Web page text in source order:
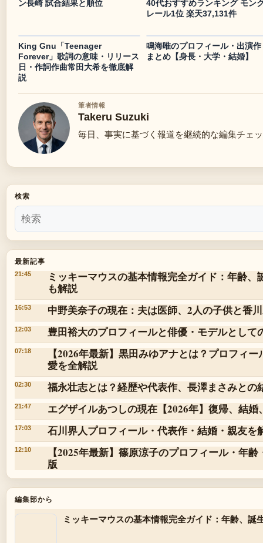
ン長崎 試合結果と順位
40代おすすめランキング モン
レール1位 楽天37,131件
King Gnu「Teenager
Forever」歌詞の意味・リリース
日・作詞作曲常田大希を徹底解
説
鳴海唯のプロフィール・出演作
まとめ【身長・大学・結婚】
筆者情報
Takeru Suzuki
毎日、事実に基づく報道を継続的な編集チェ
検索
最新記事
21:45
ミッキーマウスの基本情報完全ガイド：年齢
も解説
16:53 中野美奈子の現在：夫は医師、2人の子供と香
12:03 豊田裕大のプロフィールと俳優・モデルとして
07:18
【2026年最新】黒田みゆアナとは？プロフィ
愛を全解説
02:30 福永壮志とは？経歴や代表作、長澤まさみとの
21:47 エグザイルあつしの現在【2026年】復帰、結婚
17:03 石川界人プロフィール・代表作・結婚・親友を
12:10
【2025年最新】篠原涼子のプロフィール・年
版
編集部から
ミッキーマウスの基本情報完全ガイド：年齢、